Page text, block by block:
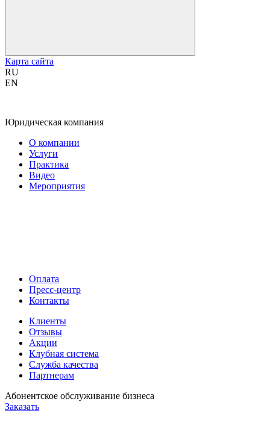
Карта сайта
RU
EN
Юридическая компания
О компании
Услуги
Практика
Видео
Мероприятия
Оплата
Пресс-центр
Контакты
Клиенты
Отзывы
Акции
Клубная система
Служба качества
Партнерам
Абонентское обслуживание бизнеса
Заказать